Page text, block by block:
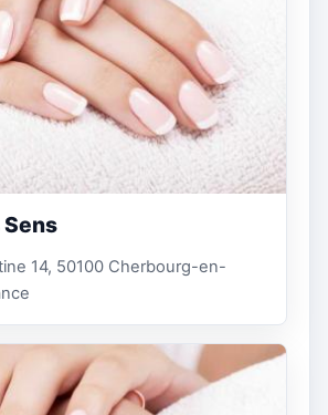
Sens
14, 50100 Cherbourg-en-